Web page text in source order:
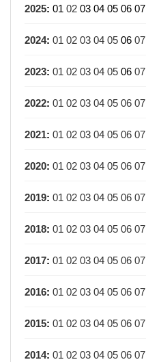
2025: 01 02 03 04 05 06 07
2024: 01 02 03 04 05 06 07
2023: 01 02 03 04 05 06 07
2022: 01 02 03 04 05 06 07
2021: 01 02 03 04 05 06 07
2020: 01 02 03 04 05 06 07
2019: 01 02 03 04 05 06 07
2018: 01 02 03 04 05 06 07
2017: 01 02 03 04 05 06 07
2016: 01 02 03 04 05 06 07
2015: 01 02 03 04 05 06 07
2014: 01 02 03 04 05 06 07